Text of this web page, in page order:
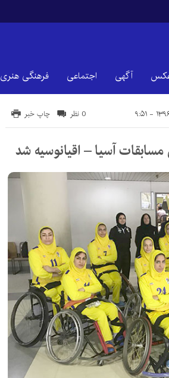
آگهی اجتماعی فرهنگی هنری
چاپ خبر 0 نظر
مسابقات آسیا – اقیانوسیه شد